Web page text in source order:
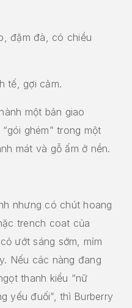
đậm đà, có chiều
tế, gợi cảm.
một bản giao
ghém” trong một
mát và gỗ ấm ở nền.
nhưng có chút hoang
trench coat của
ướt sáng sớm, mỉm
Nếu các nàng đang
thanh kiểu “nữ
yếu đuối”, thì Burberry